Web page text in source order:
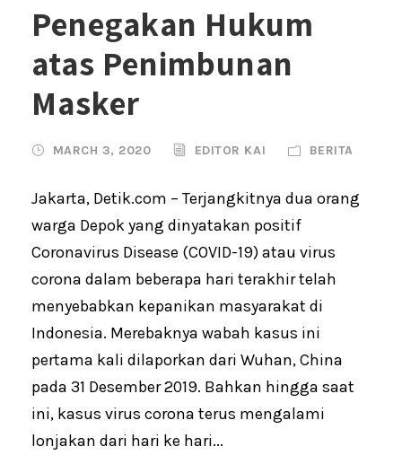
Penegakan Hukum
atas Penimbunan
Masker
MARCH 3, 2020 EDITOR KAI BERITA
Jakarta, Detik.com – Terjangkitnya dua orang
warga Depok yang dinyatakan positif
Coronavirus Disease (COVID-19) atau virus
corona dalam beberapa hari terakhir telah
menyebabkan kepanikan masyarakat di
Indonesia. Merebaknya wabah kasus ini
pertama kali dilaporkan dari Wuhan, China
pada 31 Desember 2019. Bahkan hingga saat
ini, kasus virus corona terus mengalami
lonjakan dari hari ke hari...